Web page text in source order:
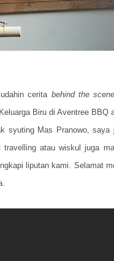
cerita behind the scene
Biru di Aventree BBQ
syuting Mas Pranowo, saya
travelling atau wiskul juga
liputan kami. Selamat